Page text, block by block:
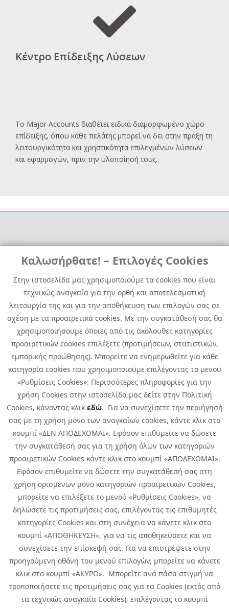
Καλωσήρθατε! – Επιλογές Cookies
Στην ιστοσελίδα μας χρησιμοποιούμε τα cookies που είναι
τεχνικώς αναγκαία για την ορθή και αποτελεσματική
λειτουργία της και για την αποθήκευση των επιλογών σας σε
σχέση με τα προαιρετικά cookies. Με την συγκατάθεσή σας θα
χρησιμοποιήσουμε όποιες από τις ακόλουθες κατηγορίες
προαιρετικών cookies επιλέξετε (προτιμήσεων, στατιστικών,
εμπορικής προώθησης). Μπορείτε να ενημερωθείτε για κάθε
κατηγορία cookies που χρησιμοποιούμε επιλέγοντας το μενού
«Ρυθμίσεις Cookies». Περισσότερες πληροφορίες για την
χρήση Cookies στην ιστοσελίδα μας δείτε στην Πολιτική
Cookies, κάνοντας κλικ εδώ. Για να συνεχίσετε την περιήγησή
σας με τη χρήση μόνο των αναγκαίων cookies, κάντε κλικ στο
κουμπί «ΔΕΝ ΑΠΟΔΕΧΟΜΑΙ». Εφόσον επιθυμείτε να δώσετε
την συγκατάθεσή σας για τη χρήση όλων των κατηγοριών
προαιρετικών Cookies κάντε κλικ στο κουμπί «ΑΠΟΔΕΧΟΜΑΙ».
Εφόσον επιθυμείτε να δώσετε την συγκατάθεσή σας στη
χρήση ορισμένων μόνο κατηγοριών προαιρετικών Cookies,
μπορείτε να επιλέξετε το μενού «Ρυθμίσεις Cookies», να
δηλώσετε τις προτιμήσεις σας, επιλέγοντας τις επιθυμητές
κατηγορίες Cookies και στη συνέχεια να κάνετε κλικ στο
κουμπί «ΑΠΟΘΗΚΕΥΣΗ», για να τις αποθηκεύσετε και να
συνεχίσετε την επίσκεψή σας. Για να επιστρέψετε στην
προηγούμενη οθόνη του μενού επιλογών, μπορείτε να κάνετε
κλικ στο κουμπί «ΑΚΥΡΟ». Μπορείτε ανά πάσα στιγμή να
τροποποιήσετε τις προτιμήσεις σας για τα Cookies (εκτός από
τα τεχνικώς αναγκαία Cookies), επιλέγοντας το κουμπί
Κέντρο Επίδειξης Λύσεων
To Major Accounts διαθέτει ειδικά διαμορφωμένο χώρο
επίδειξης, όπου κάθε πελάτης μπορεί να δει στην πράξη τη
λειτουργικότητα και χρηστικότητα επιλεγμένων λύσεων
και εφαρμογών, πριν την υλοποίησή τους.
Χρήσιμα
Χρήσιμα
Επικοινωνία
Media Kit
Καριέρα
Όμιλος Quest
Site Map
Copyright © 2026 Infoquest.gr Με επιφύλαξη κάθε νόμιμου δικαιώματος.
Πολιτική Cookies Προτιμήσεις Cookies | Όροι Χρήσης
Πολιτική Απορρήτου: Για να ενημερωθείτε σχετικά με την επεξεργασία